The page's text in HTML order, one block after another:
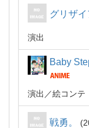
グリザイ
演出
Baby
演出 絵コンテ
戦勇。